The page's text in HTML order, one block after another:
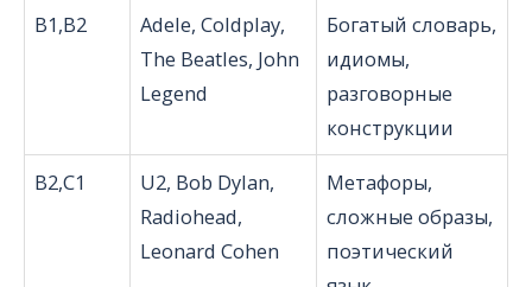
B1,B2
Adele, Coldplay,
The Beatles, John
Legend
Богатый словарь,
идиомы,
разговорные
конструкции
B2,C1
U2, Bob Dylan,
Radiohead,
Leonard Cohen
Метафоры,
сложные образы,
поэтический